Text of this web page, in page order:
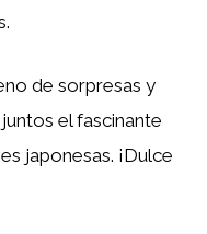
de sorpresas y
el fascinante
japonesas. ¡Dulce